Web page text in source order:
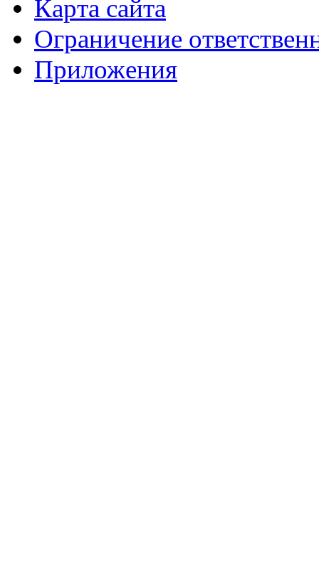
Карта сайта
Ограничение
Приложения